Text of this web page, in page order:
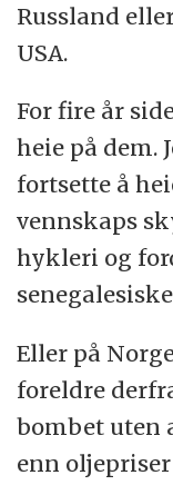
Russland
USA.
For fire år
heie på dem.
fortsette å
vennskaps
hykleri og
Eller på
foreldre
bombet uten
enn